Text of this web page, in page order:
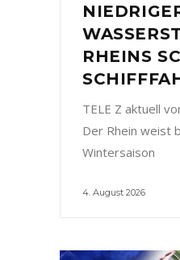
RHEINS
TELE Z aktuell
Der Rhein weist
Wintersaison
4. August 2026